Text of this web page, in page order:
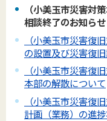
（小美玉市災害対
相談終了のお知らせ
（小美玉市災害復
の設置及び災害復
（小美玉市災害復
本部の解散について
（小美玉市災害復
計画（業務）の進